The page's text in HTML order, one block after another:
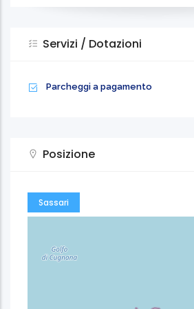
Servizi / Dotazioni
Parcheggi a pagamento
Posizione
Sassari